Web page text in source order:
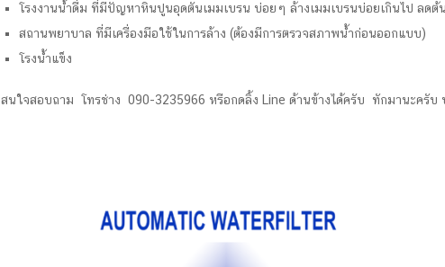
โรงงานน้ำดื่ม ที่มีปัญหาหินปูนอุดตันเมมเบรน บ่อยๆ ล้างเมมเบรนบ่อยเกินไป ลดต้
สถานพยาบาล ที่มีเครื่องมือใช้ในการล้าง (ต้องมีการตรวจสภาพน้ำก่อนออกแบบ)
โรงน้ำแข็ง
สนใจสอบถาม โทรช่าง 090-3235966 หรือกดลิ้ง Line ด้านข้างได้ครับ ทักมานะครับ